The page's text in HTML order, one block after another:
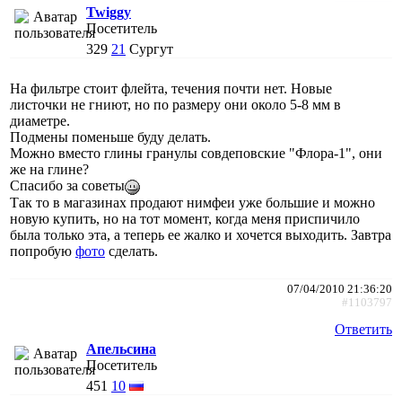
Twiggy
Посетитель
329 21 Сургут
На фильтре стоит флейта, течения почти нет. Новые
листочки не гниют, но по размеру они около 5-8 мм в
диаметре.
Подмены поменьше буду делать.
Можно вместо глины гранулы совдеповские "Флора-1", они
же на глине?
Спасибо за советы
Так то в магазинах продают нимфеи уже большие и можно
новую купить, но на тот момент, когда меня приспичило
была только эта, а теперь ее жалко и хочется выходить. Завтра
попробую фото сделать.
07/04/2010 21:36:20
#1103797
Ответить
Апельсина
Посетитель
451 10